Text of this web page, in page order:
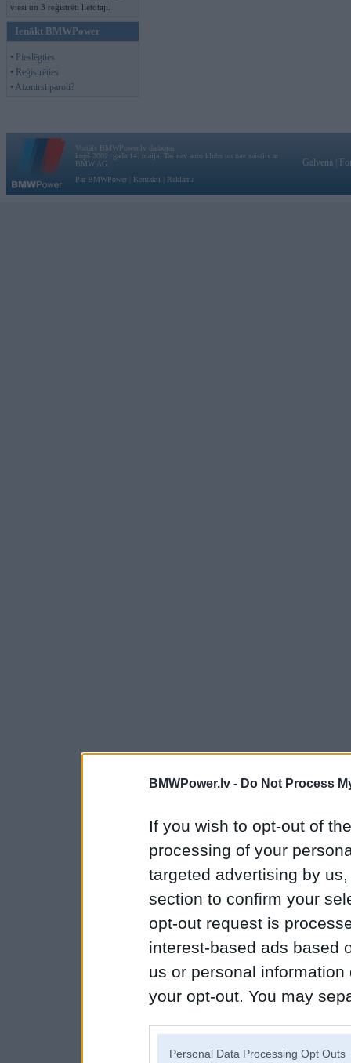
BMWPower.lv - Do Not Process
If you wish to opt-out of
processing of your
targeted advertising by
section to confirm your
opt-out request is
interest-based ads based
us or personal
your opt-out. You may
Personal Data Processing Opt Outs
viesi un 3 reģistrēti lietotāji.
Ienākt BMWPower
• Pieslēgties
• Reģistrēties
• Aizmirsi paroli?
Vortāls BMWPower.lv darbojas
kopš 2002. gada 14. maija. Tas nav auto klubs un nav saistīts ar
BMW AG.
Par BMWPower
Kontakti Reklāma
Galvena